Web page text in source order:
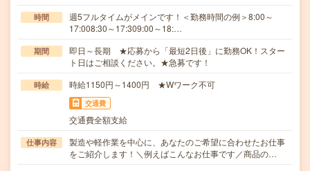
時間
週5フルタイムがメインです！＜勤務時間の例＞8:00～
17:008:30～17:309:00～18:…
期間
即日～長期 ★応募から「最短2日後」に勤務OK！スター
ト日はご相談ください。★急募です！
時給 時給1150円～1400円 ★Wワーク不可
交通費
交通費全額支給
仕事内容
製造や軽作業を中心に、あなたのご希望に合わせたお仕事
をご紹介します！＼例えばこんなお仕事です／商品の…